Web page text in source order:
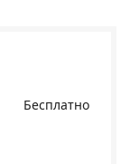
Бесплатно